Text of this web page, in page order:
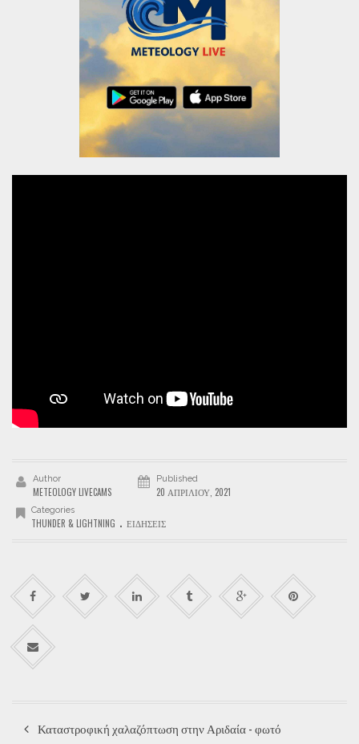
Author
METEOLOGY LIVECAMS
Published
20 ΑΠΡΙΛΊΟΥ, 2021
Categories
THUNDER & LIGHTNING . ΕΙΔΉΣΕΙΣ
Καταστροφική χαλαζόπτωση στην Αριδαία - φωτό